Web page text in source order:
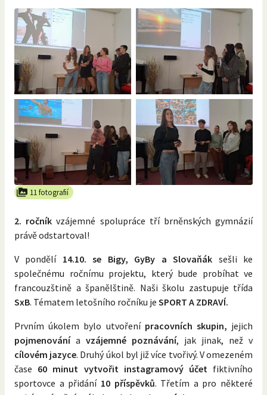
11 fotografií
2. ročníkvzájemné spolupráce tří brněnských gymnázií
právě odstartoval!
V pondělí 14.10. se Bigy, GyBy a Slovaňák sešli ke
společnému ročnímu projektu, který bude probíhat ve
francouzštině a španělštině. Naši školu zastupuje třída
SxB. Tématem letošního ročníku je SPORT A ZDRAVÍ.
Prvním úkolem bylo utvoření pracovních skupin, jejich
pojmenovánía vzájemné poznávání, jak jinak, než v
cílovém jazyce. Druhý úkol byl již více tvořivý. V omezeném
čase 60 minut vytvořit instagramový účetfiktivního
sportovce a přidání 10 příspěvků. Třetím a pro některé